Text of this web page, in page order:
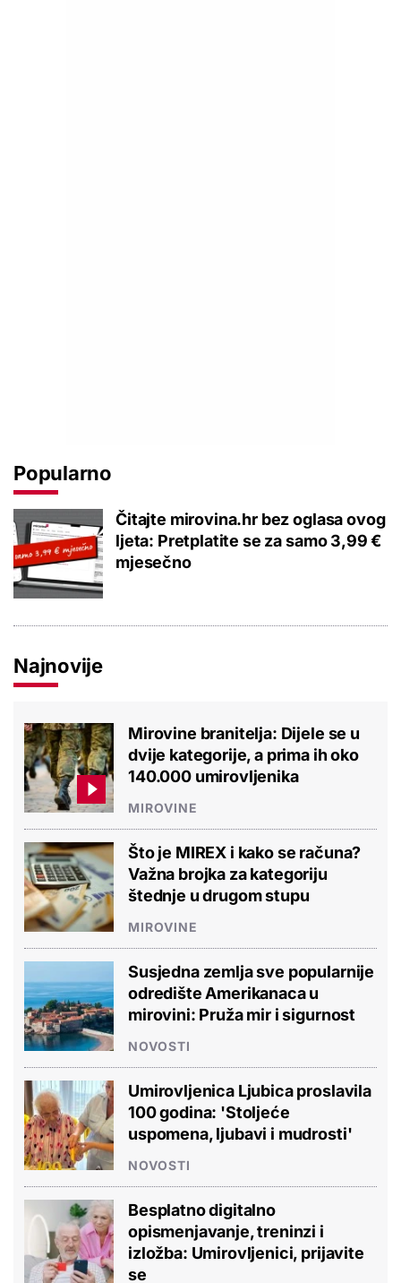
Popularno
Čitajte mirovina.hr bez oglasa ovog
ljeta: Pretplatite se za samo 3,99 €
mjesečno
Najnovije
Mirovine branitelja: Dijele se u
dvije kategorije, a prima ih oko
140.000 umirovljenika
MIROVINE
Što je MIREX i kako se računa?
Važna brojka za kategoriju
štednje u drugom stupu
MIROVINE
Susjedna zemlja sve popularnije
odredište Amerikanaca u
mirovini: Pruža mir i sigurnost
NOVOSTI
Umirovljenica Ljubica proslavila
100 godina: 'Stoljeće
uspomena, ljubavi i mudrosti'
NOVOSTI
Besplatno digitalno
opismenjavanje, treninzi i
izložba: Umirovljenici, prijavite
se